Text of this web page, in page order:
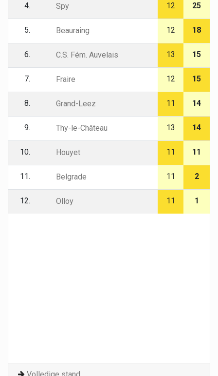
4. Spy 12 25
5. Beauraing 12 18
6. C.S. Fém. Auvelais 13 15
7. Fraire 12 15
8. Grand-Leez 11 14
9. Thy-le-Château 13 14
10. Houyet 11 11
11. Belgrade 11 2
12. Olloy 11 1